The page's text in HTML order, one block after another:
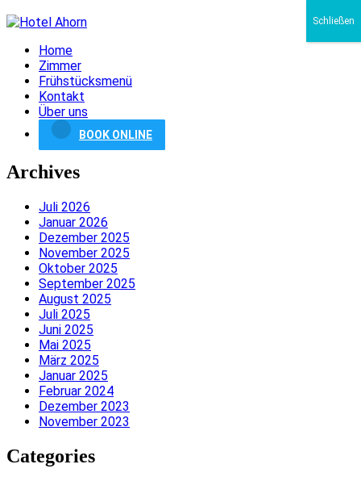
Home
Zimmer
Frühstücksmenü
Kontakt
Über uns
BOOK ONLINE
Archives
Juli 2026
Januar 2026
Dezember 2025
November 2025
Oktober 2025
September 2025
August 2025
Juli 2025
Juni 2025
Mai 2025
März 2025
Januar 2025
Februar 2024
Dezember 2023
November 2023
Categories
Schließen